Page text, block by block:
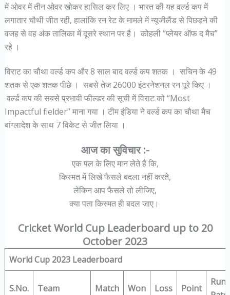
में ओवर में तीन ओवर खोकर हासिल कर लिए । भारत की यह वर्ल्ड कप में
लगातार चौथी जीत रही, हालांकि रन रेट के मामले में न्यूजीलैंड से पिछड़ने की
वजह से वह अंक तालिका में दूसरे स्थान पर है। कोहली “प्लेयर ऑफ द मैच”
रहे ।
विराट का चौथा वर्ल्ड कप और 8 साल बाद वर्ल्ड कप शतक । सचिन के 49
शतक से एक शतक पीछे । सबसे तेज 26000 इंटरनेशनल रन पूरे किए ।
वर्ल्ड कप की सबसे प्रभावी फील्डर की सूची में विराट को “Most
Impactful fielder” माना गया । टीम इंडिया ने वर्ल्ड कप का चौथा मैच
बांग्लादेश के साथ 7 विकेट से जीत लिया ।
आज का सुविचार :-
एक पल के लिए मान लेते हैं कि,
किस्मत में लिखे फैसले बदला नहीं करते,
लेकिन आप फैसले तो लीजिए,
क्या पता किस्मत ही बदल जाए।
Cricket World Cup Leaderboard up to 20
October 2023
World Cup 2023 Leaderboard
S.No. Team Match Won Loss Point
Run